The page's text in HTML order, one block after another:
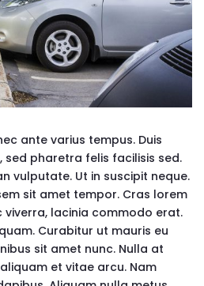
ante varius tempus. Duis
sed pharetra felis facilisis sed.
vulputate. Ut in suscipit neque.
sit amet tempor. Cras lorem
viverra, lacinia commodo erat.
Curabitur ut mauris eu
sit amet nunc. Nulla at
et vitae arcu. Nam